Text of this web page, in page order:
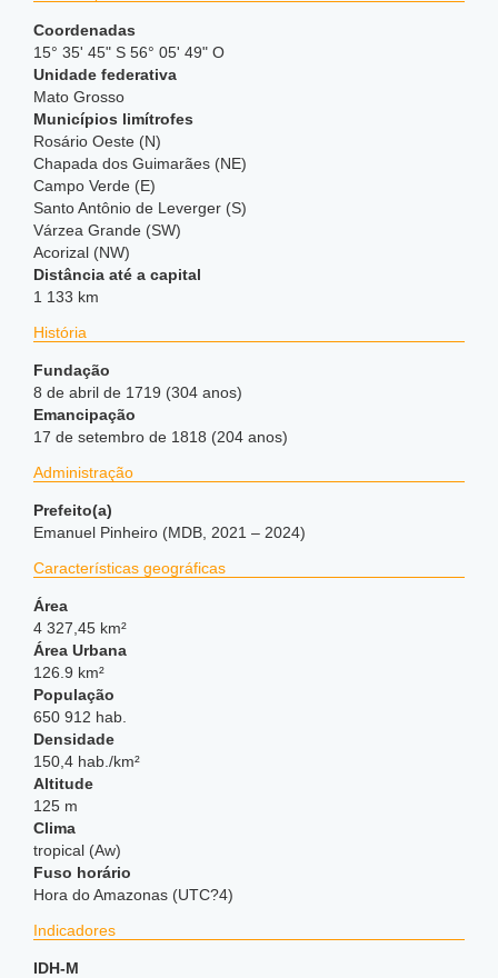
Coordenadas
15° 35' 45" S 56° 05' 49" O
Unidade federativa
Mato Grosso
Municípios limítrofes
Rosário Oeste (N)
Chapada dos Guimarães (NE)
Campo Verde (E)
Santo Antônio de Leverger (S)
Várzea Grande (SW)
Acorizal (NW)
Distância até a capital
1 133 km
História
Fundação
8 de abril de 1719 (304 anos)
Emancipação
17 de setembro de 1818 (204 anos)
Administração
Prefeito(a)
Emanuel Pinheiro (MDB, 2021 – 2024)
Características geográficas
Área
4 327,45 km²
Área Urbana
126.9 km²
População
650 912 hab.
Densidade
150,4 hab./km²
Altitude
125 m
Clima
tropical (Aw)
Fuso horário
Hora do Amazonas (UTC?4)
Indicadores
IDH-M